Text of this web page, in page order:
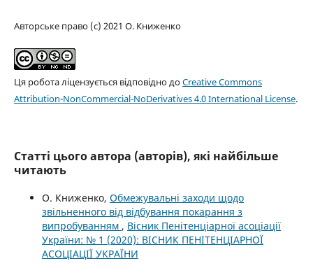
Авторське право (c) 2021 О. Книженко
Ця робота ліцензується відповідно доCreative Commons
Attribution-NonCommercial-NoDerivatives 4.0 International License.
Статті цього автора (авторів), які найбільше
читають
О. Книженко, Обмежувальні заходи щодо
звільненного від відбування покарання з
випробуванням , Вісник Пенітенціарної асоціації
України: № 1 (2020): ВІСНИК ПЕНІТЕНЦІАРНОЇ
АСОЦІАЦІЇ УКРАЇНИ